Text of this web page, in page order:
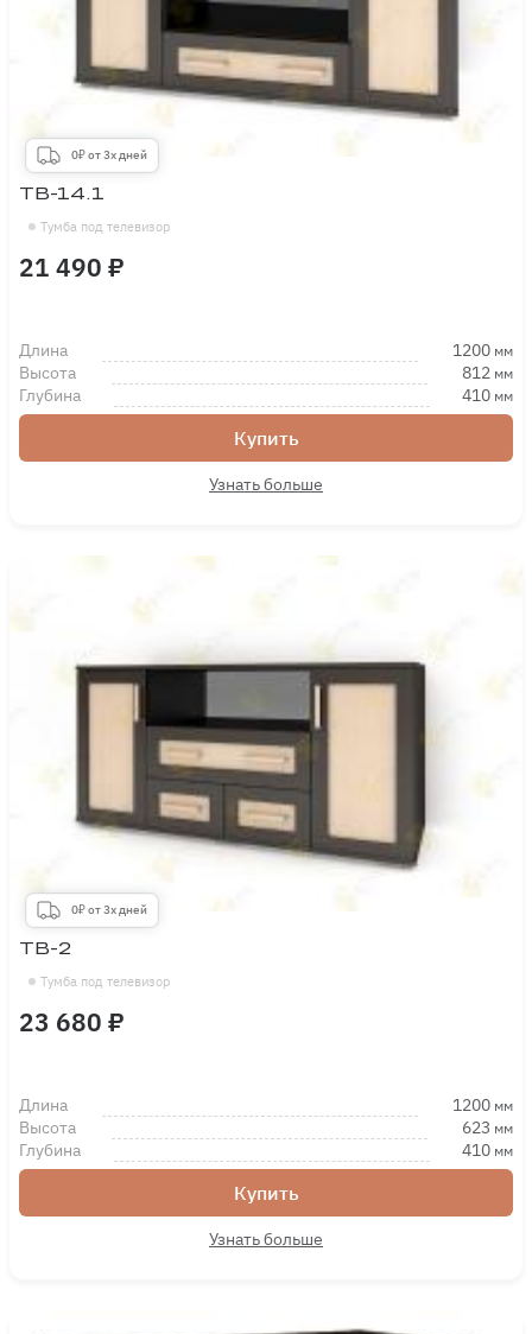
0₽ от 3х дней
Тумба под телевизор
ТВ-14.1
21 490 ₽
Длина 1200 мм
Высота 812 мм
Глубина 410 мм
Купить
Узнать больше
0₽ от 3х дней
Тумба под телевизор
ТВ-2
23 680 ₽
Длина 1200 мм
Высота 623 мм
Глубина 410 мм
Купить
Узнать больше